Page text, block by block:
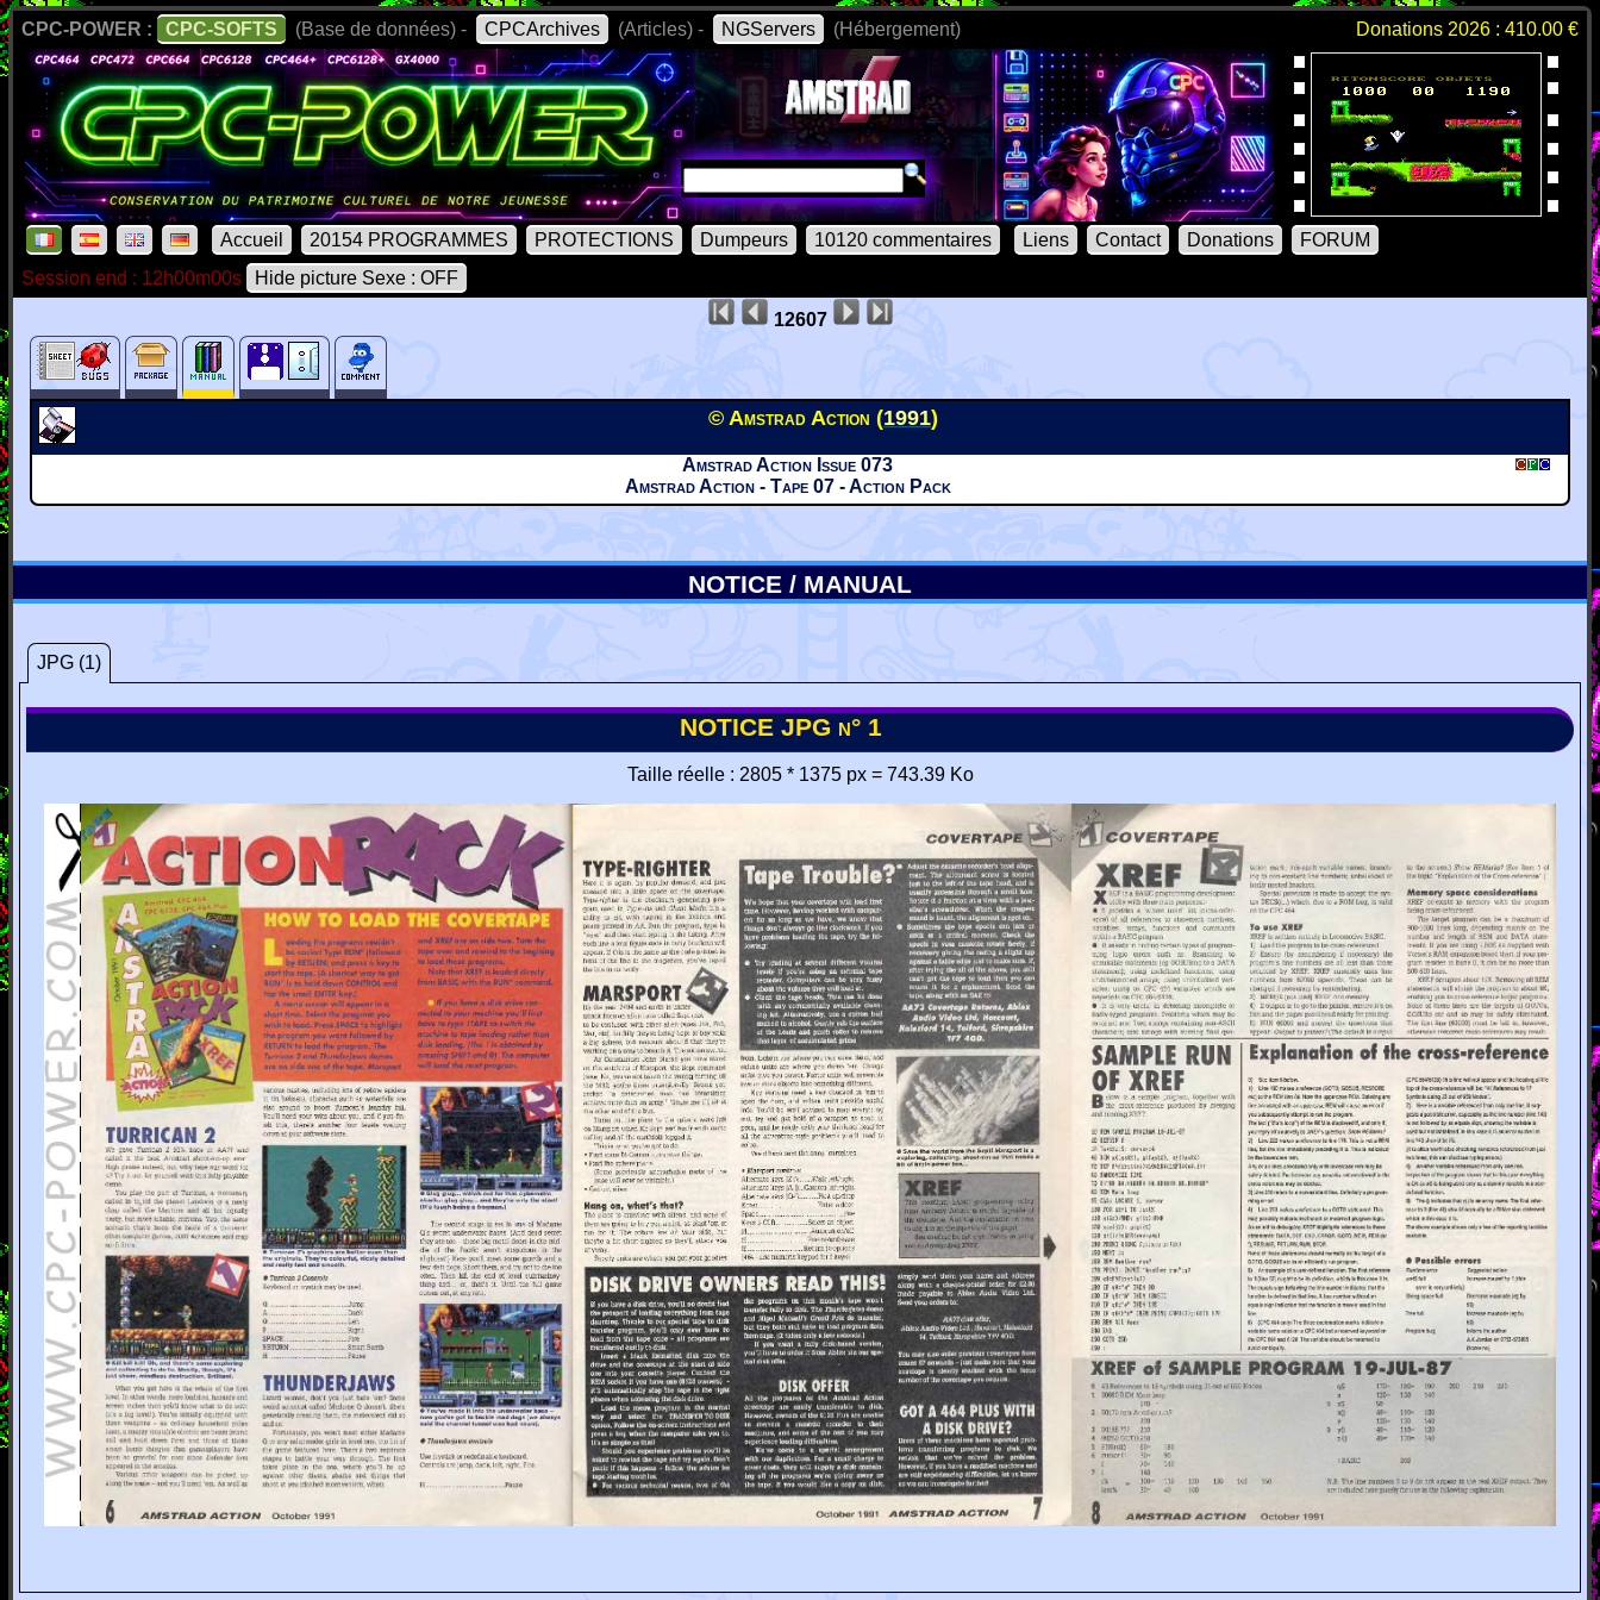
CPC-POWER : CPC-SOFTS (Base de données) - CPCArchives (Articles) - NGServers (Hébergement) Donations 2026 : 410.00 €
Accueil 20154 PROGRAMMES PROTECTIONS Dumpeurs 10120 commentaires Liens Contact Donations
FORUM
Session end : 12h00m00s
Hide picture Sexe : OFF
12607
© Amstrad Action (1991)
Amstrad Action Issue 073
Amstrad Action - Tape 07 - Action Pack
NOTICE / MANUAL
JPG (1)
NOTICE JPG n° 1
Taille réelle : 2805 * 1375 px = 743.39 Ko